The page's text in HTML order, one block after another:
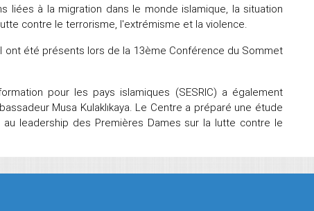
liées à la migration dans le monde islamique, la situation
contre le terrorisme, l'extrémisme et la violence.
été présents lors de la 13ème Conférence du Sommet
pour les pays islamiques (SESRIC) a également
Musa Kulaklıkaya. Le Centre a préparé une étude
leadership des Premières Dames sur la lutte contre le